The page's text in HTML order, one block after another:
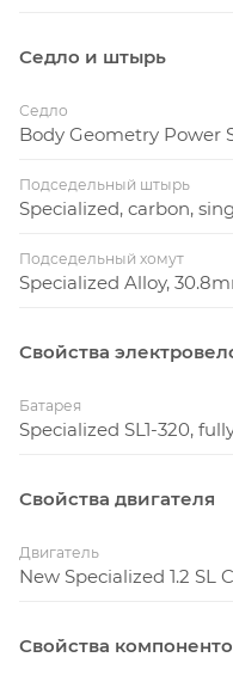
Седло и штырь
Седло
Body Geometry Power
Подседельный штырь
Specialized, carbon,
Подседельный хомут
Specialized Alloy,
Свойства
Батарея
Specialized SL1-320,
Свойства двигателя
Двигатель
New Specialized 1.2
Свойства